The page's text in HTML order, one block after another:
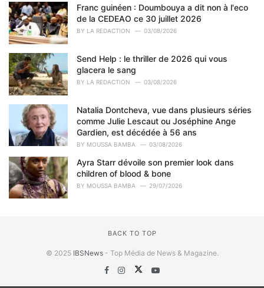
s
:
Franc guinéen : Doumbouya a dit non à l'eco
de la CEDEAO ce 30 juillet 2026
BY LA REDACTION 03/08/2026
Send Help : le thriller de 2026 qui vous
glacera le sang
BY LA REDACTION 03/08/2026
Natalia Dontcheva, vue dans plusieurs séries
comme Julie Lescaut ou Joséphine Ange
Gardien, est décédée à 56 ans
BY MOUSSA BAMBA 03/08/2026
Ayra Starr dévoile son premier look dans
children of blood & bone
BY MOUSSA BAMBA 29/07/2026
BACK TO TOP
© 2025 IBSNews- Top Média de News & Magazine.